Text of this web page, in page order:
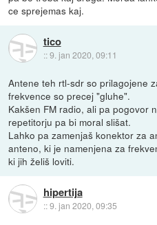
ce sprejemas kaj.
tico
::9. jan 2020, 09:11
Antene teh rtl-sdr so prilagojene
frekvence so precej "gluhe".
Kakšen FM radio, ali pa pogovor
repetitorju pa bi moral slišat.
Lahko pa zamenjaš konektor za
anteno, ki je namenjena za
ki jih želiš loviti.
hipertija
::9. jan 2020, 09:35